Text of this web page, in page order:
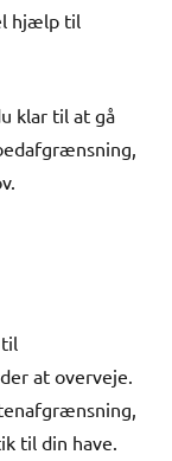
hjælp til
klar til at gå
at overveje.
til din have.